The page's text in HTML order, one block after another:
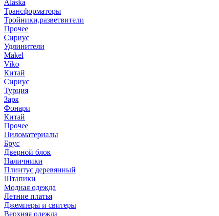
Alaska
Трансформаторы
Тройники,разветвители
Прочее
Сириус
Удлинители
Makel
Viko
Китай
Сириус
Турция
Заря
Фонари
Китай
Прочее
Пиломатериалы
Брус
Дверной блок
Наличники
Плинтус деревянный
Штапики
Модная одежда
Летние платья
Джемперы и свитеры
Верхняя одежда